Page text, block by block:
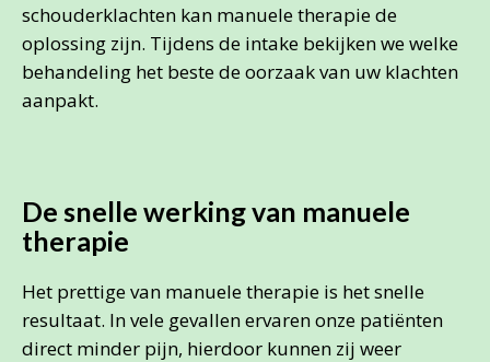
schouderklachten kan manuele therapie de
oplossing zijn. Tijdens de intake bekijken we welke
behandeling het beste de oorzaak van uw klachten
aanpakt.
De snelle werking van manuele
therapie
Het prettige van manuele therapie is het snelle
resultaat. In vele gevallen ervaren onze patiënten
direct minder pijn, hierdoor kunnen zij weer